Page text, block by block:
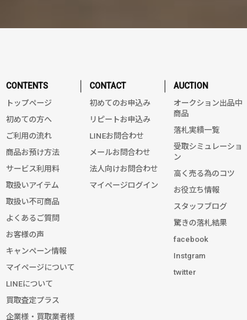
CONTENTS
トップページ
初めての方へ
ご利用の流れ
商品お預け方法
サービス利用料
取扱いアイテム
取扱い不可商品
よくあるご質問
お客様の声
キャンペーン情報
マイページについて
LINEについて
買取査定プラス
企業様・買取業者様
CONTACT
初めてのお申込み
リピートお申込み
LINEお問合わせ
メールお問合わせ
法人向けお問合わせ
マイページログイン
AUCTION
オークション出品中
商品
落札実績一覧
受取シミュレーショ
ン
高く売る為のコツ
お役立ち情報
スタッフブログ
驚きの落札結果
facebook
Instgram
twitter